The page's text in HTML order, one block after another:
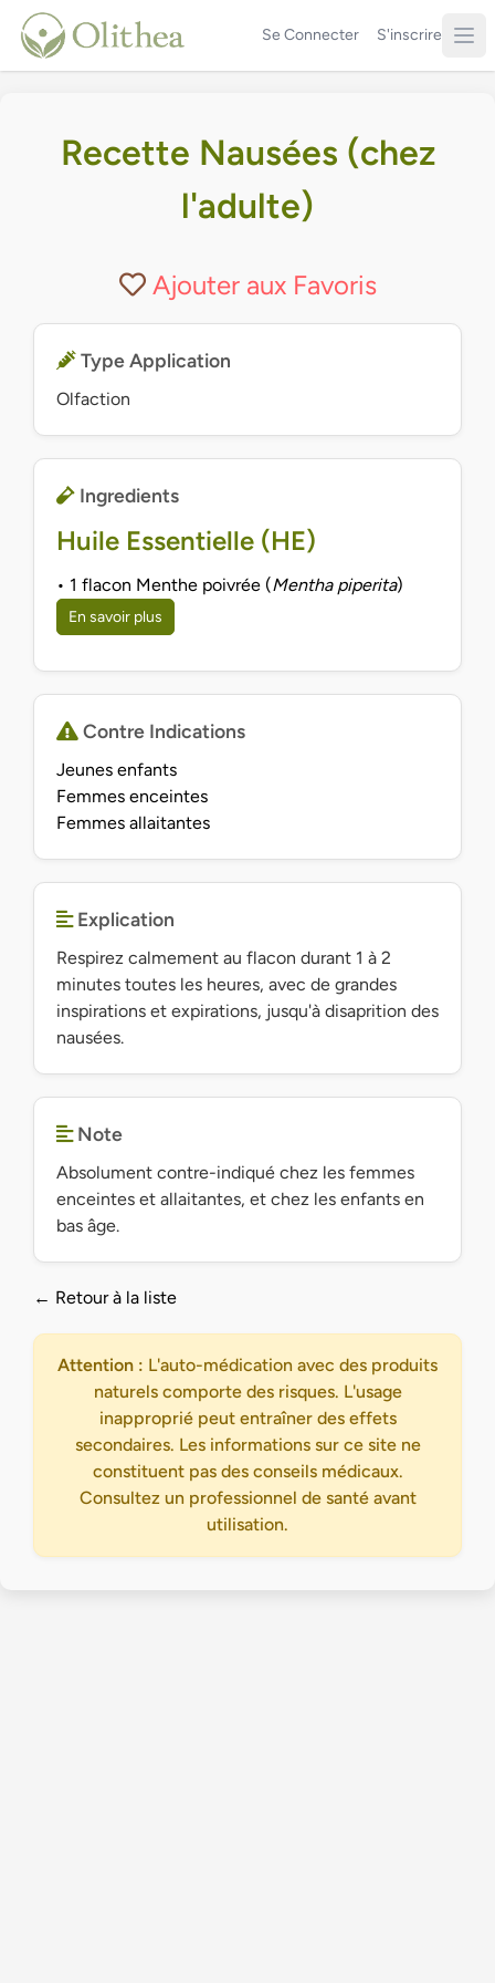
Se Connecter S'inscrire
Recette Nausées (chez
l'adulte)
Ajouter aux Favoris
Type Application
Olfaction
Ingredients
Huile Essentielle (HE)
• 1 flacon Menthe poivrée (Mentha piperita)
En savoir plus
Contre Indications
Jeunes enfants
Femmes enceintes
Femmes allaitantes
Explication
Respirez calmement au flacon durant 1 à 2
minutes toutes les heures, avec de grandes
inspirations et expirations, jusqu'à disaprition des
nausées.
Note
Absolument contre-indiqué chez les femmes
enceintes et allaitantes, et chez les enfants en
bas âge.
← Retour à la liste
Attention : L'auto-médication avec des produits
naturels comporte des risques. L'usage
inapproprié peut entraîner des effets
secondaires. Les informations sur ce site ne
constituent pas des conseils médicaux.
Consultez un professionnel de santé avant
utilisation.